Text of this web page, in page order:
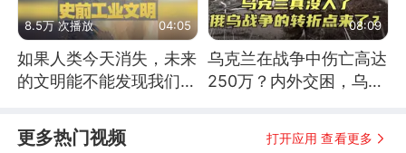
8.5万 次播放 04:05
如果人类今天消失，未来
的文明能不能发现我们存
08:09
乌克兰在战争中伤亡高达
250万？内外交困，乌克
更多热门视频 打开应用 查看更多